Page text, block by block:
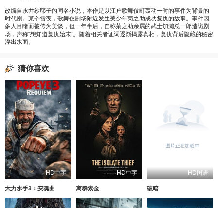
改编自永井纱耶子的同名小说，本作是以江户歌舞伎町轰动一时的事件为背景的
时代剧。某个雪夜，歌舞伎剧场附近发生美少年菊之助成功复仇的故事。事件因
多人目睹而被传为美谈，但一年半后，自称菊之助亲属的武士加濑总一郎造访剧
场，声称“想知道复仇始末”。随着相关者证词逐渐揭露真相，复仇背后隐藏的秘密
浮出水面。
猜你喜欢
HD中字
大力水手3：安魂曲
HD中字
离群索金
HD国语
破暗